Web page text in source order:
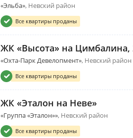
«Эльба» Невский район
Все квартиры проданы
ЖК «Высота» на Цимбалина,
«Охта-Парк Девелопмент» Невский район
Все квартиры проданы
ЖК «Эталон на Неве»
«Группа «Эталон»» Невский район
Все квартиры проданы